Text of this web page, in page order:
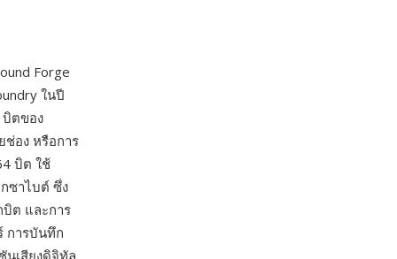
Forge
ในปี
ตของ
อง หรือการ
บิต ใช้
ซาไบต์ ซึ่ง
ต และการ
การบันทึก
นเสียงดิจิทัล